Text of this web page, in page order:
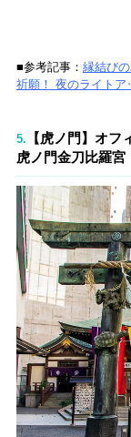
■参考記事： 縁結び
祈願！ 夜のライトア
5.
【虎ノ門】オ
虎ノ門金刀比羅宮